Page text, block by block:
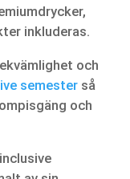
inkluderas.
och
semester så
och